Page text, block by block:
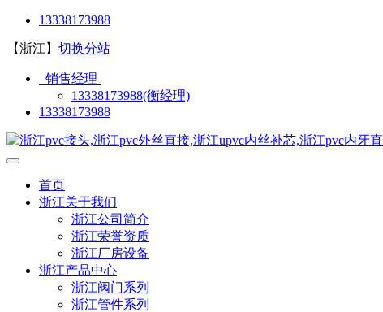
13338173988
【浙江】 切换分站
销售经理
13338173988(衡经理)
13338173988
首页
浙江关于我们
浙江公司简介
浙江荣誉资质
浙江厂房设备
浙江产品中心
浙江阀门系列
浙江管件系列